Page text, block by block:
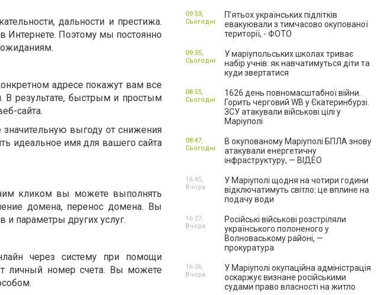
дальности и престижа.
Поэтому мы постоянно
адресе покажут вам все
результате, быстрым и простым
сайта.
выгоду от снижения
идеальное имя для вашего сайта
кликом вы можете выполнять
домена, перенос домена. Вы
параметры других услуг.
через систему при помощи
личный номер счета. Вы можете
П’ятьох українських підлітків
евакуювали з тимчасово окупованої
території, - ФОТО
09:53,
Сьогодні
У маріупольських школах триває
набір учнів: як навчатимуться діти та
куди звертатися
09:35,
Сьогодні
1626 день повномасштабної війни.
Горить черговий WB у Єкатеринбурзі.
ЗСУ атакували військові цілі у
Маріуполі
08:55,
Сьогодні
В окупованому Маріуполі БПЛА знову
атакували енергетичну
інфраструктуру, — ВІДЕО
08:47,
Сьогодні
У Маріуполі щодня на чотири години
відключатимуть світло: це вплине на
подачу води
16:45,
Вчора
Російські військові розстріляли
українського полоненого у
Волноваському районі, —
прокуратура
16:27,
Вчора
У Маріуполі окупаційна адміністрація
оскаржує визнане російськими
судами право власності на житло
16:06,
Вчора